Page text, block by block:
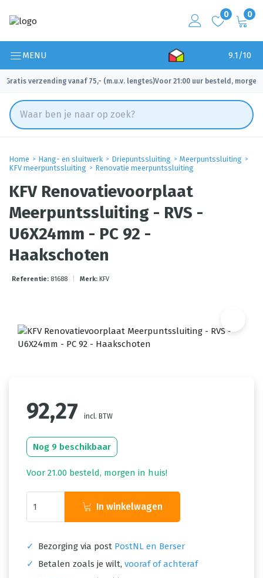
0 0
MENU 9.1/10
Gratis verzending vanaf 75,- (m.u.v. lengtes)
✓ Voor 21:00 uur besteld, morgen
Home Hang- en sluitwerk Driepuntssluiting
Meerpuntssluiting
KFV meerpuntssluiting
Renovatie meerpuntssluiting
KFV Renovatievoorplaat
Meerpuntssluiting - RVS -
U6X24mm - PC 92 -
Haakschoten
Referentie: 81688 Merk: KFV
92,27 incl. BTW
Nog 9 beschikbaar
Voor 21.00 besteld, morgen in huis!
In winkelwagen
✓ Bezorging via post PostNL en Berser
✓
Betalen zoals je wilt, vooraf of achteraf